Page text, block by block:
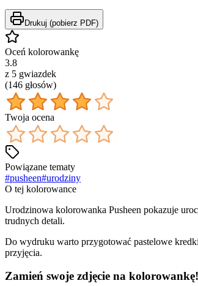
Drukuj (pobierz PDF)
Oceń kolorowankę
3.8
z 5 gwiazdek
(146 głosów)
Twoja ocena
Powiązane tematy
#pusheen#urodziny
O tej kolorowance
Urodzinowa kolorowanka Pusheen pokazuje
trudnych detali.
Do wydruku warto przygotować pastelowe
przyjęcia.
Zamień swoje zdjęcie na kolorowankę!